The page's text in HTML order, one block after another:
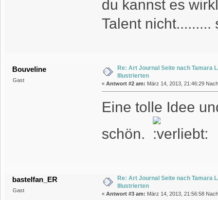
du kannst es
Talent
Bouveline
Gast
Re: Art Journal Seite nach Tamara
Illustrierten
« Antwort #2 am: März 14, 2013, 21:46:29
Eine tolle Idee
schön.
bastelfan_ER
Gast
Re: Art Journal Seite nach Tamara
Illustrierten
« Antwort #3 am: März 14, 2013, 21:56:58